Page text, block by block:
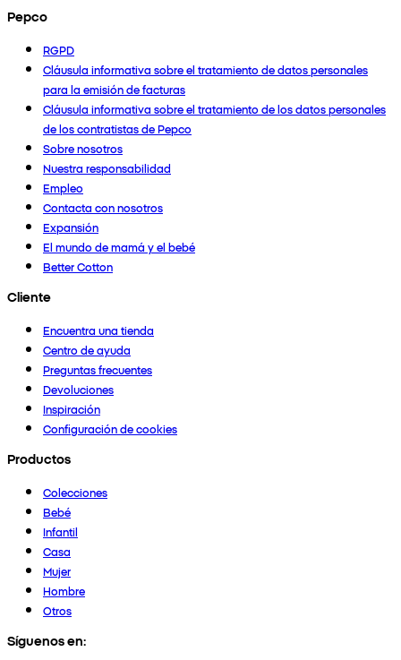
Pepco
RGPD
Cláusula informativa sobre el tratamiento de datos personales
para la emisión de facturas
Cláusula informativa sobre el tratamiento de los datos personales
de los contratistas de Pepco
Sobre nosotros
Nuestra responsabilidad
Empleo
Contacta con nosotros
Expansión
El mundo de mamá y el bebé
Better Cotton
Cliente
Encuentra una tienda
Centro de ayuda
Preguntas frecuentes
Devoluciones
Inspiración
Configuración de cookies
Productos
Colecciones
Bebé
Infantil
Casa
Mujer
Hombre
Otros
Síguenos en: